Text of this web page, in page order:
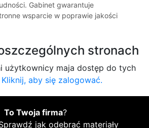
Gabinet gwarantuje
wsparcie w poprawie jakości
stronach
użytkownicy maja dostęp do tych
Kliknij, aby się zalogować.
To Twoja firma?
jak odebrać materiały